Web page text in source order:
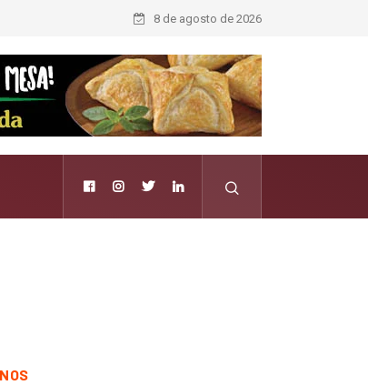
8 de agosto de 2026